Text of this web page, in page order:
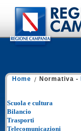
Home Normativa -
Scuola e cultura
Bilancio
Trasporti
Telecomunicazioni